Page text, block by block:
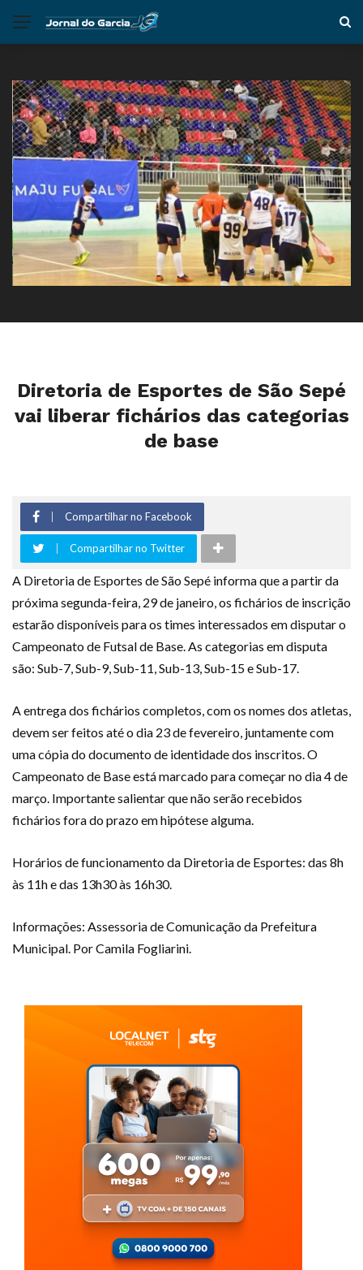
Diretoria de Esportes de São Sepé
vai liberar fichários das categorias
de base
Compartilhar no Facebook
Compartilhar no Twitter
A Diretoria de Esportes de São Sepé informa que a partir da
próxima segunda-feira, 29 de janeiro, os fichários de inscrição
estarão disponíveis para os times interessados em disputar o
Campeonato de Futsal de Base. As categorias em disputa
são: Sub-7, Sub-9, Sub-11, Sub-13, Sub-15 e Sub-17.
A entrega dos fichários completos, com os nomes dos atletas,
devem ser feitos até o dia 23 de fevereiro, juntamente com
uma cópia do documento de identidade dos inscritos. O
Campeonato de Base está marcado para começar no dia 4 de
março. Importante salientar que não serão recebidos
fichários fora do prazo em hipótese alguma.
Horários de funcionamento da Diretoria de Esportes: das 8h
às 11h e das 13h30 às 16h30.
Informações: Assessoria de Comunicação da Prefeitura
Municipal. Por Camila Fogliarini.